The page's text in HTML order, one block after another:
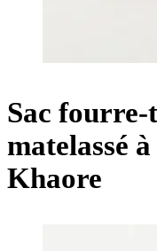
Sac
matelassé
Khaore